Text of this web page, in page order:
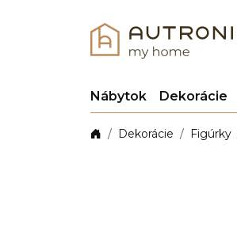
Nábytok Dekorácie
Dekorácie Figúrky